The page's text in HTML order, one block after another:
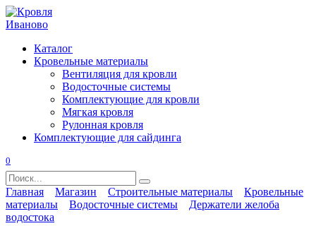
Перейти
к
Каталог
Кровельные материалы
Вентиляция для кровли
Водосточные системы
Комплектующие для кровли
Мягкая кровля
Рулонная кровля
Комплектующие для сайдинга
0
Search
for:
Главная Магазин Строительные материалы
Кровельные
материалы
Водосточные системы
Держатели желоба
водостока